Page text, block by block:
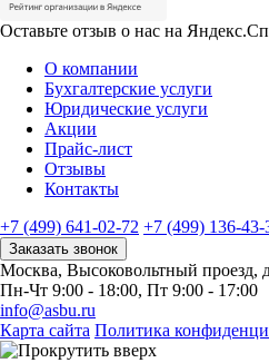
Оставьте отзыв о нас на
О компании
Бухгалтерские услуги
Юридические услуги
Акции
Прайс-лист
Отзывы
Контакты
+7 (499) 641-02-72 +7 (499) 136-43-
Заказать звонок
Москва, Высоковольтный проезд,
Пн-Чт 9:00 - 18:00, Пт 9:00 - 17:00
info@asbu.ru
Карта сайта Политика